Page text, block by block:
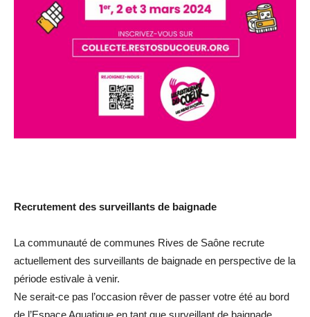
Recrutement des surveillants de baignade
La communauté de communes Rives de Saône recrute
actuellement des surveillants de baignade en perspective de la
période estivale à venir.
Ne serait-ce pas l’occasion rêver de passer votre été au bord
de l’Espace Aquatique en tant que surveillant de baignade